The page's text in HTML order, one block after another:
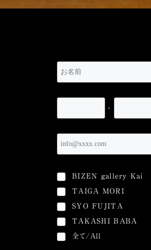
-
BIZEN gallery Kai
TAIGA MORI
SYO FUJITA
TAKASHI BABA
全て/All